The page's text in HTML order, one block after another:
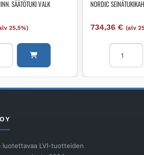
SÄÄTÖTUKI VALK
25,5%)
NORDIC
734,36€ (alv
Käsinoja
istuimelle
NORDIC
luotettavaa LVI-tuotteiden